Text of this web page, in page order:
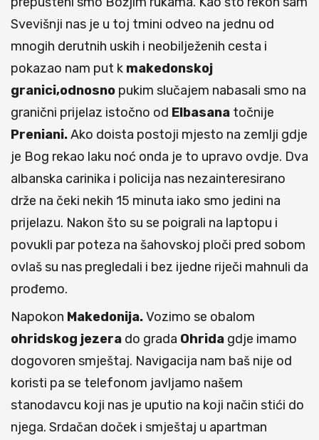
Svevišnji nas je u toj tmini odveo na jednu od
mnogih derutnih uskih i neobilježenih cesta i
pokazao nam put k makedonskoj
granici,odnosno pukim slučajem nabasali smo na
granični prijelaz istočno od Elbasana točnije
Preniani.Ako doista postoji mjesto na zemlji gdje
je Bog rekao laku noć onda je to upravo ovdje. Dva
albanska carinika i policija nas nezainteresirano
drže na čeki nekih 15 minuta iako smo jedini na
prijelazu. Nakon što su se poigrali na laptopu i
povukli par poteza na šahovskoj ploči pred sobom
ovlaš su nas pregledali i bez ijedne riječi mahnuli da
prođemo.
Napokon Makedonija.Vozimo se obalom
ohridskog jezera do grada Ohrida gdje imamo
dogovoren smještaj. Navigacija nam baš nije od
koristi pa se telefonom javljamo našem
stanodavcu koji nas je uputio na koji način stići do
njega. Srdačan doček i smještaj u apartman